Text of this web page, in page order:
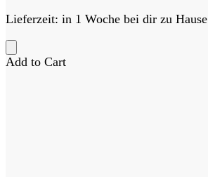
Lieferzeit: in 1 Woche bei dir zu Hause
Add to Cart